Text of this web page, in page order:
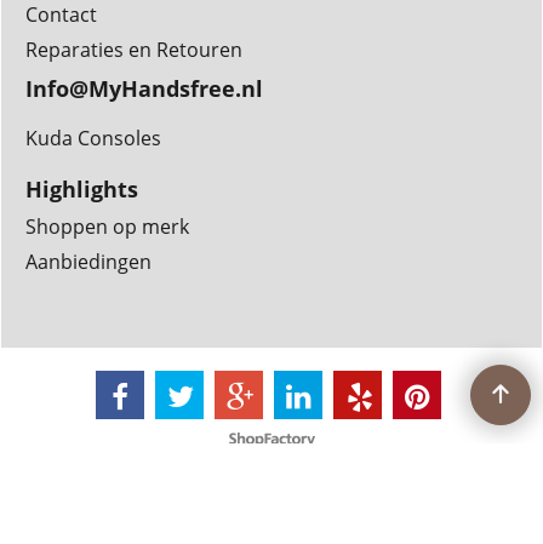
Contact
Reparaties en Retouren
Info@MyHandsfree.nl
Kuda Consoles
Highlights
Shoppen op merk
Aanbiedingen
Webwinkel gemaakt met